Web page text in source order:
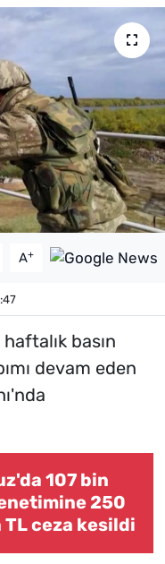
A+
basın
devam eden
107 bin
250
TL ceza kesildi